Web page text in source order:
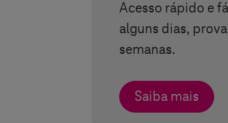
Acesso rápido e
alguns dias,
semanas.
Saiba mais